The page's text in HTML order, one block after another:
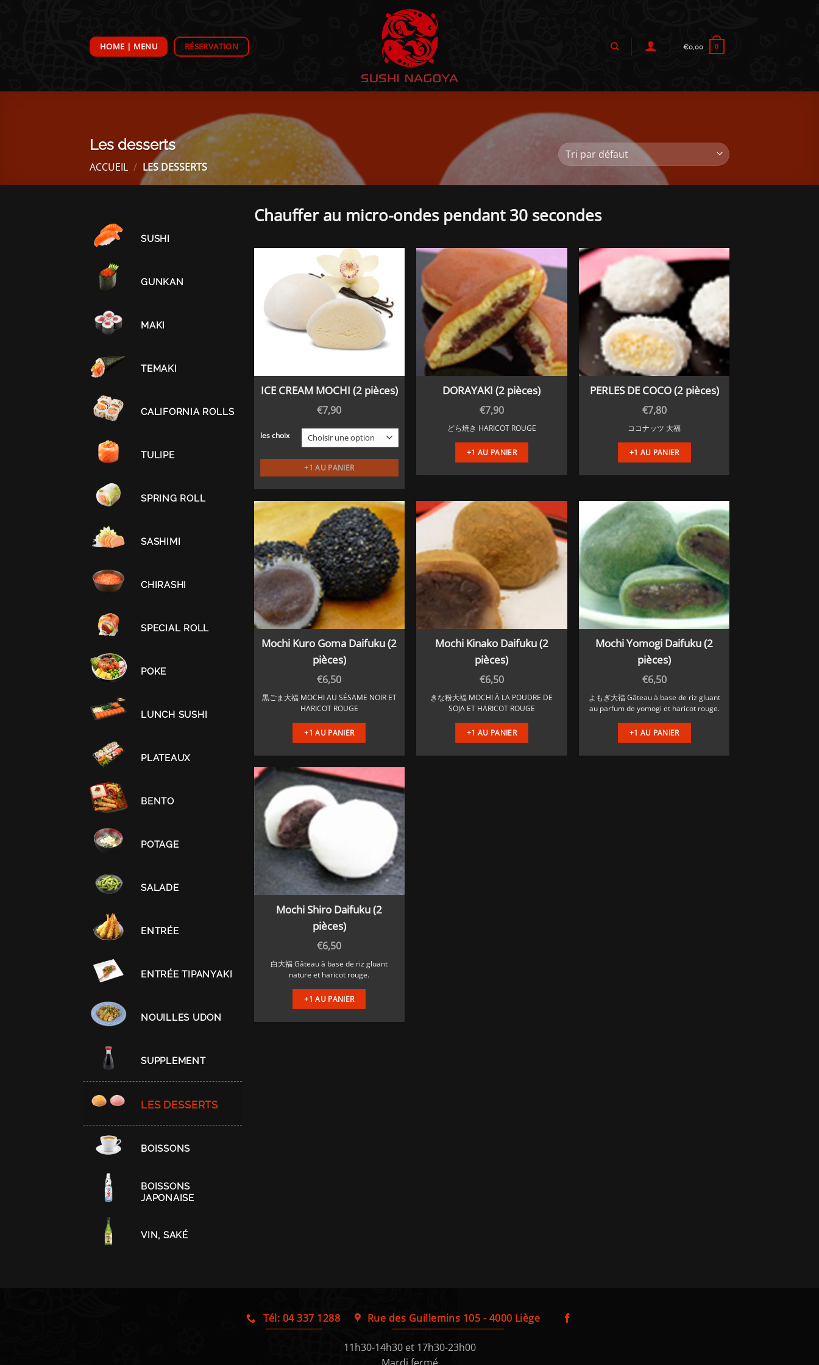
HOME | MENU RÉSERVATION €0,00 0
Les desserts
ACCUEIL / LES DESSERTS
SUSHI
GUNKAN
MAKI
TEMAKI
CALIFORNIA ROLLS
TULIPE
SPRING ROLL
SASHIMI
CHIRASHI
SPECIAL ROLL
POKE
LUNCH SUSHI
PLATEAUX
BENTO
POTAGE
SALADE
ENTRÉE
ENTRÉE TIPANYAKI
NOUILLES UDON
SUPPLEMENT
LES DESSERTS
BOISSONS
BOISSONS
JAPONAISE
VIN, SAKÉ
Chauffer au micro-ondes pendant 30 secondes
ICE CREAM MOCHI (2 pièces)
€7,90
Ce
produit
a
plusieurs
Les
options
peuvent
être
choisies
sur
la
page
du
produit
les choix
+1 AU PANIER
DORAYAKI (2 pièces)
€7,90
どら焼き HARICOT ROUGE
+1 AU PANIER
PERLES DE COCO (2 pièces)
€7,80
ココナッツ 大福
+1 AU PANIER
Mochi Kuro Goma Daifuku (2
pièces)
€6,50
黒ごま大福 MOCHI AU SÉSAME NOIR ET
HARICOT ROUGE
+1 AU PANIER
Mochi Kinako Daifuku (2
pièces)
€6,50
きな粉大福 MOCHI À LA POUDRE DE
SOJA ET HARICOT ROUGE
+1 AU PANIER
Mochi Yomogi Daifuku (2
pièces)
€6,50
よもぎ大福 Gâteau à base de riz gluant
au parfum de yomogi et haricot rouge.
+1 AU PANIER
Mochi Shiro Daifuku (2
pièces)
€6,50
白大福 Gâteau à base de riz gluant
nature et haricot rouge.
+1 AU PANIER
Tél: 04 337 1288 Rue des Guillemins 105 - 4000 Liège
11h30-14h30 et 17h30-23h00
Mardi fermé